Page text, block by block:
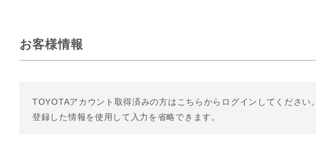
お客様情報
TOYOTAアカウント取得済みの方は こちらからログインしてください。
登録した情報を使用して入力を省略できます。